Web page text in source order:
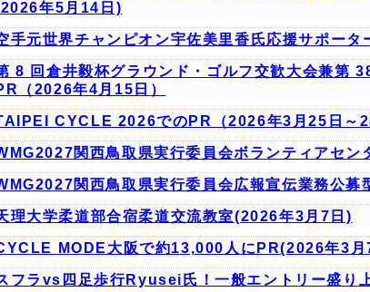
年5月14日)
手元世界チャンピオン宇佐美里香氏応援サポータ
8 回倉井毅杯グラウンド・ゴルフ交歓大会兼第
（2026年4月15日）
CYCLE 2026でのPR（2026年3月25日～
関西鳥取県実行委員会ボランティアセン
関西鳥取県実行委員会広報宣伝業務公募
理大学柔道部合宿柔道交流教室(2026年3月7日)
MODE大阪で約13,000人にPR(2026年3月
フラvs四足歩行Ryusei氏！一般エントリー盛り